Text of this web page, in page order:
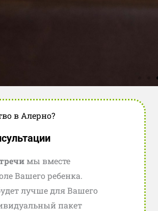
комната
Лехе
в Алерно?
мы вместе
Вашего ребенка.
лучше для Вашего
пакет